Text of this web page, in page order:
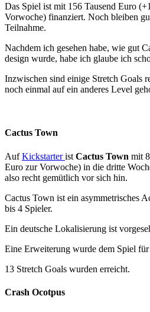
Das Spiel ist mit 156 Tausend Euro
Vorwoche) finanziert. Noch bleiben
Teilnahme.
Nachdem ich gesehen habe, wie gut
design wurde, habe ich glaube ich
Inzwischen sind einige Stretch Goals
noch einmal auf ein anderes Level
Cactus Town
AufKickstarterist Cactus Town mit
Euro zur Vorwoche) in die dritte
also recht gemütlich vor sich hin.
Cactus Town ist ein asymmetrisches
bis 4 Spieler.
Ein deutsche Lokalisierung ist
Eine Erweiterung wurde dem Spiel
13 Stretch Goals wurden erreicht.
Crash Ocotpus